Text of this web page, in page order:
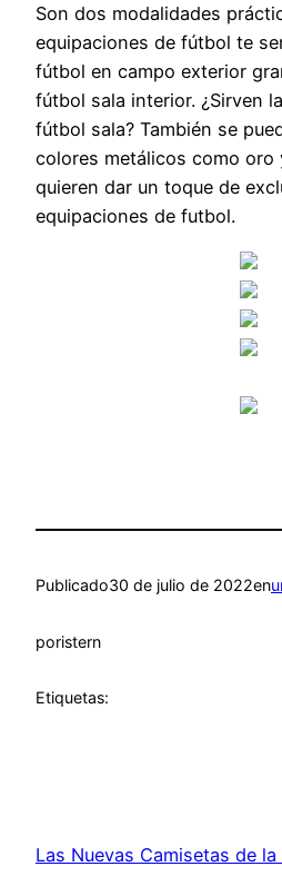
Son dos modalidades
equipaciones de fútbol te
fútbol en campo exterior
fútbol sala interior. ¿Sirven
fútbol sala? También se
colores metálicos como oro
quieren dar un toque de
equipaciones de futbol.
Publicado30 de julio de 2022en
poristern
Etiquetas:
Las Nuevas Camisetas de la